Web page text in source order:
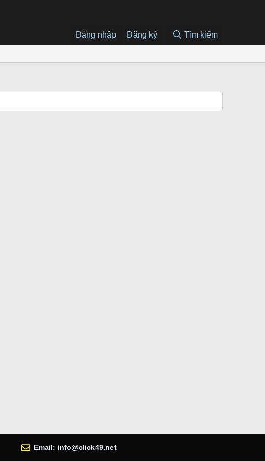
Đăng nhập Đăng ký Tìm kiếm
Email: info@click49.net